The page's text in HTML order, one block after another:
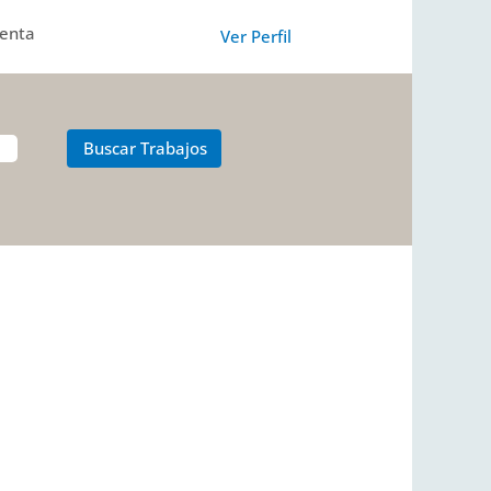
Ver Perfil